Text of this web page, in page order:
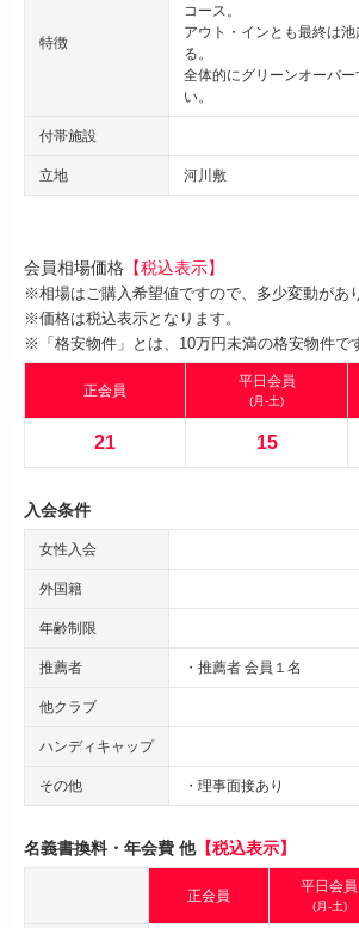
特徴
コース。
アウト・インとも最終は
る。
全体的にグリーンオーバ
い。
付帯施設
立地 河川敷
会員相場価格 【税込表示】
※相場はご購入希望値ですので、多少変動があ
※価格は税込表示となります。
※「格安物件」とは、10万円未満の格安物件で
正会員
平日会員
(月-土)
21 15
入会条件
女性入会
外国籍
年齢制限
推薦者 ・推薦者 会員１名
他クラブ
ハンディキャップ
その他 ・理事面接あり
名義書換料・年会費 他【税込表示】
正会員
平日会員
(月-土)